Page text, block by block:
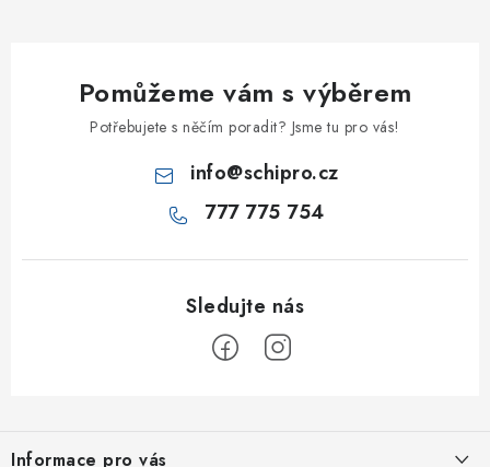
Pomůžeme vám s výběrem
Potřebujete s něčím poradit? Jsme tu pro vás!
info@schipro.cz
777 775 754
Informace pro vás